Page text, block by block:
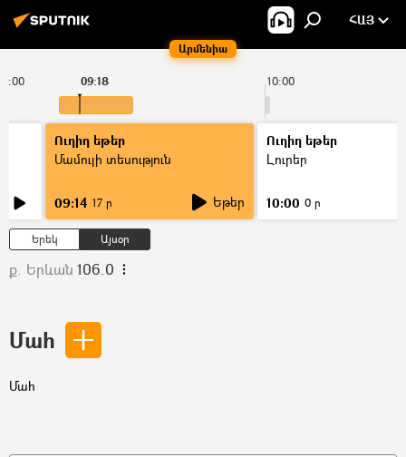
Արմենիա
ՀԱՅ
10:00
09:18
Ուղիղ եթեր
Մամուլի տեսություն
09:14 17 ր Եթեր
Ուղիղ եթեր
Լուրեր
10:00 0 ր
Երեկ Այսօր
ք. Երևան 106.0
Մահ
Մահ